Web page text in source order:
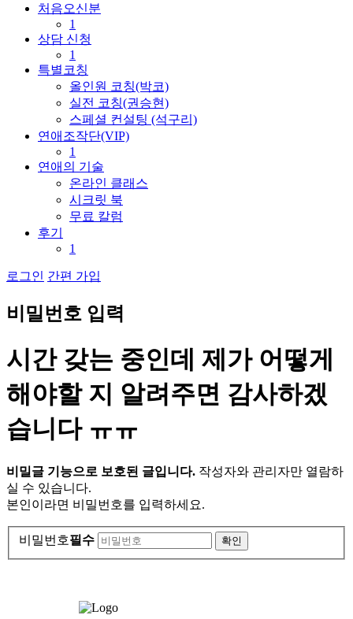
처음오신분
1
상담 신청
1
특별코칭
올인원 코칭(박코)
실전 코칭(권승현)
스페셜 컨설팅 (석구리)
연애조작단(VIP)
1
연애의 기술
온라인 클래스
시크릿 북
무료 칼럼
후기
1
로그인 간편 가입
비 밀 번호 입력
시간 갖는 중인데 제가 어떻게
해야할 지 알려주면 감사하겠
습니다 ㅠㅠ
비밀글 기능으로 보호된 글입니다. 작성자와 관리자만 열람하
실 수 있습니다.
본인이라면 비밀번호를 입력하세요.
비밀번호필수